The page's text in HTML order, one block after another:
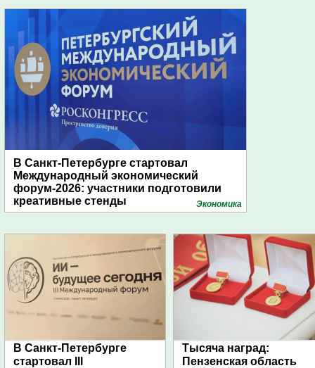
В Санкт-Петербурге стартовал
Международный экономический
форум-2026: участники подготовили
креативные стенды
Экономика
В Санкт-Петербурге
стартовал III
Тысяча наград:
Пензенская область